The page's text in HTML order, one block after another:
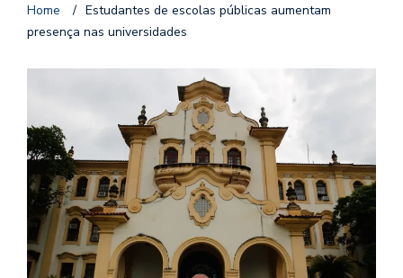
Home / Estudantes de escolas públicas aumentam
presença nas universidades